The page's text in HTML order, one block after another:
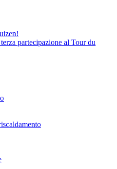
partecipazione al Tour du